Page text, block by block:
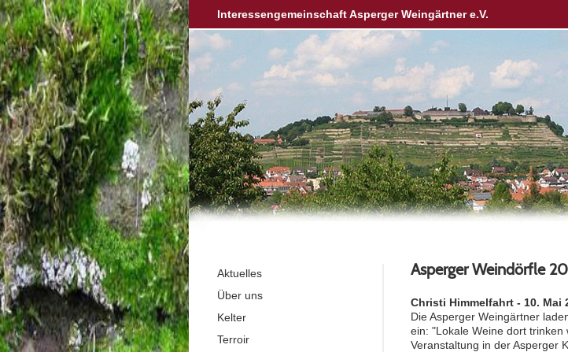
Interessengemeinschaft Asperger Weingärtner e.V.
Asperger Weindörfle
Christi Himmelfahrt - 10. Mai
Die Asperger Weingärtner
ein: "Lokale Weine dort
Veranstaltung in der Asperger
Aktuelles
Über uns
Kelter
Terroir